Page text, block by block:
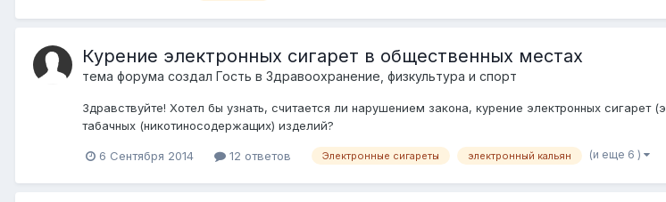
Курение электронных сигарет в общественных местах
тема форума создал Гость в Здравоохранение, физкультура и спорт
Здравствуйте! Хотел бы узнать, считается ли нарушением закона, курение электронных
табачных (никотиносодержащих) изделий?
6 Сентября 2014 12 ответов Электронные сигареты электронный кальян (и еще 6 )